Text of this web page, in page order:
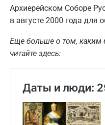
Архиерейском Соборе
в августе 2000 года для
Еще больше о том, каким
читайте здесь: